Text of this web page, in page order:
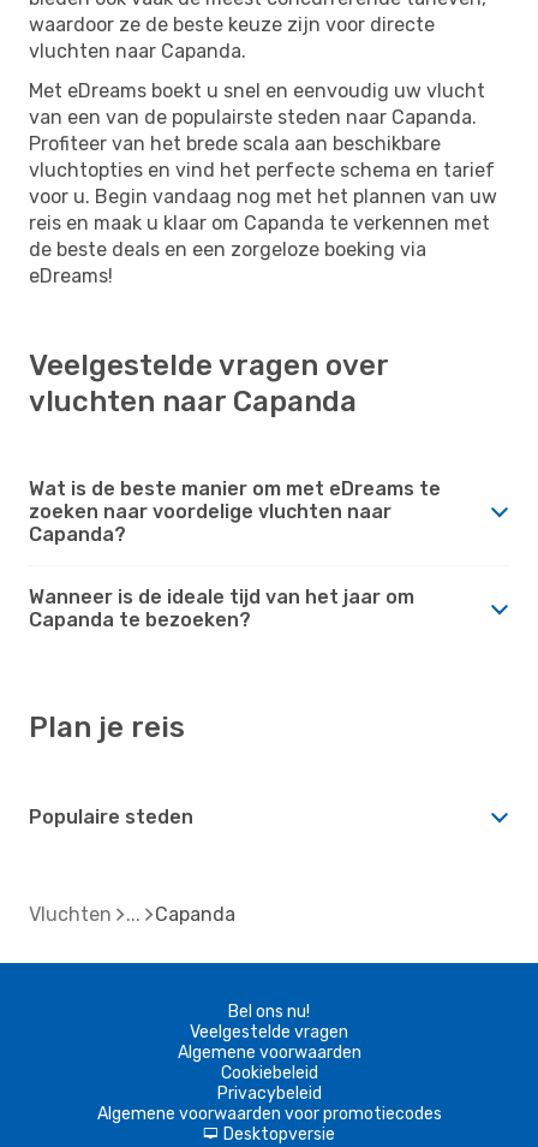
waardoor ze de beste keuze zijn voor directe
vluchten naar Capanda.
Met eDreams boekt u snel en eenvoudig uw vlucht
van een van de populairste steden naar Capanda.
Profiteer van het brede scala aan beschikbare
vluchtopties en vind het perfecte schema en tarief
voor u. Begin vandaag nog met het plannen van uw
reis en maak u klaar om Capanda te verkennen met
de beste deals en een zorgeloze boeking via
eDreams!
Veelgestelde vragen over
vluchten naar Capanda
Wat is de beste manier om met eDreams te
zoeken naar voordelige vluchten naar
Capanda?
Wanneer is de ideale tijd van het jaar om
Capanda te bezoeken?
Plan je reis
Populaire steden
Vluchten Capanda
Bel ons nu!
Veelgestelde vragen
Algemene voorwaarden
Cookiebeleid
Privacybeleid
Algemene voorwaarden voor promotiecodes
d Desktopversie